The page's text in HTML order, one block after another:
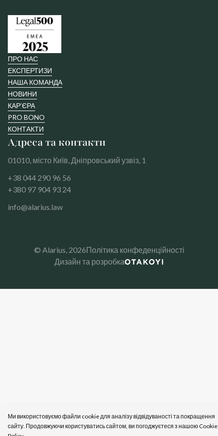
ПРО НАС
ЕКСПЕРТИЗИ
НАША КОМАНДА
НОВИНИ
КАР’ЄРА
PRO BONO
КОНТАКТИ
Адреса та контакти
01010, місто Київ, Дніпровський узвіз, 1
+38 044 290 96 56
+380 97 904 93 24
info@alarius.law
© Alarius, 2026Політика конфеденційності
Дизайн та розробка
Ми використовуємо файли cookie для аналізу відвідуваності та покращення
сайту. Продовжуючи користуватись сайтом, ви погоджуєтеся з нашою Cookie